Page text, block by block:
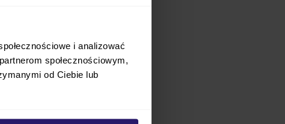
i analizować
społecznościowym,
od Ciebie lub
zależy Ci na tym, aby
używania i
przypadkowym
modelami